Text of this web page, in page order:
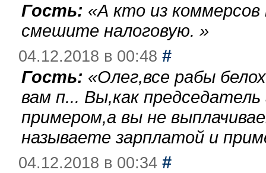
Гость: «А кто из
смешите налоговую. »
04.12.2018 в 00:48 #
Гость: «Олег,все рабы
вам п... Вы,как
примером,а вы не
называете зарплатой и
04.12.2018 в 00:34 #